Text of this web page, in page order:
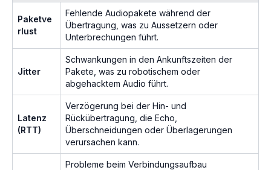
Paketve
rlust
Fehlende Audiopakete während der
Übertragung, was zu Aussetzern oder
Unterbrechungen führt.
Jitter
Schwankungen in den Ankunftszeiten der
Pakete, was zu robotischem oder
abgehacktem Audio führt.
Latenz
(RTT)
Verzögerung bei der Hin- und
Rückübertragung, die Echo,
Überschneidungen oder Überlagerungen
verursachen kann.
Probleme beim Verbindungsaufbau